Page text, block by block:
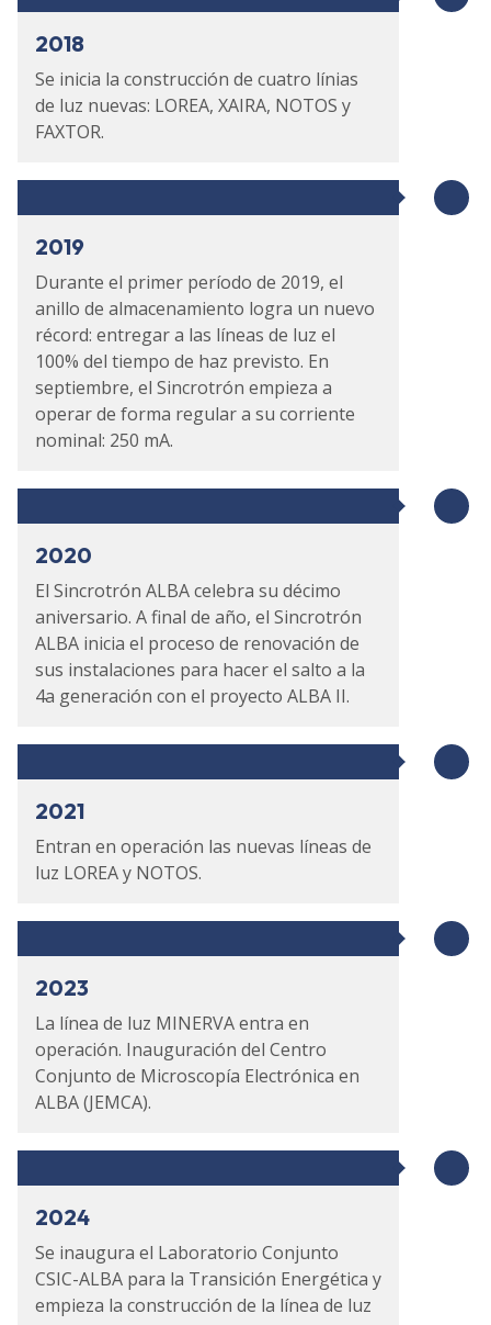
2018
Se inicia la construcción de cuatro línias
de luz nuevas: LOREA, XAIRA, NOTOS y
FAXTOR.
2019
Durante el primer período de 2019, el
anillo de almacenamiento logra un nuevo
récord: entregar a las líneas de luz el
100% del tiempo de haz previsto. En
septiembre, el Sincrotrón empieza a
operar de forma regular a su corriente
nominal: 250 mA.
2020
El Sincrotrón ALBA celebra su décimo
aniversario. A final de año, el Sincrotrón
ALBA inicia el proceso de renovación de
sus instalaciones para hacer el salto a la
4a generación con el proyecto ALBA II.
2021
Entran en operación las nuevas líneas de
luz LOREA y NOTOS.
2023
La línea de luz MINERVA entra en
operación. Inauguración del Centro
Conjunto de Microscopía Electrónica en
ALBA (JEMCA).
2024
Se inaugura el Laboratorio Conjunto
CSIC-ALBA para la Transición Energética y
empieza la construcción de la línea de luz